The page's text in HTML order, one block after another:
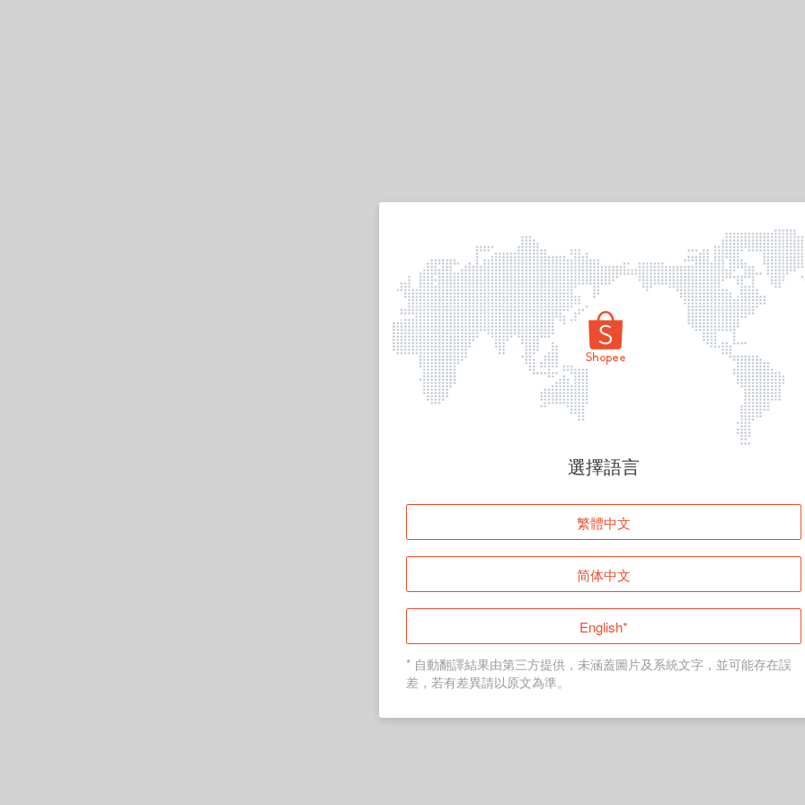
頁面無法顯示
登入
返回首頁
選擇語言
繁體中文
简体中文
English*
* 自動翻譯結果由第三方提供，未涵蓋圖片及系統文字，並可能存在誤
差，若有差異請以原文為準。